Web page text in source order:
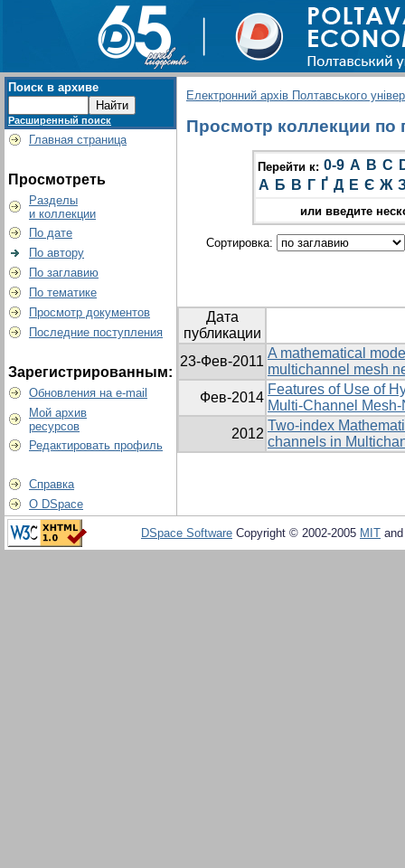
Поиск в архиве
Расширенный поиск
Главная страница
Просмотреть
Разделы
и коллекции
По дате
По автору
По заглавию
По тематике
Просмотр документов
Последние поступления
Зарегистрированным:
Обновления на e-mail
Мой архив
ресурсов
Редактировать профиль
Справка
О DSpace
Електронний архів Полтавського
Просмотр коллекции по
Перейти к: 0-9 A B C
А Б В Г Ґ Д Е Є Ж
или введите
Сортировка:
Дата
публикации
23-Фев-2011
A mathematical
multichannel mesh
Фев-2014
Features of Use of
Multi-Channel
2012
Two-index
channels in
DSpace Software Copyright © 2002-2005 MIT